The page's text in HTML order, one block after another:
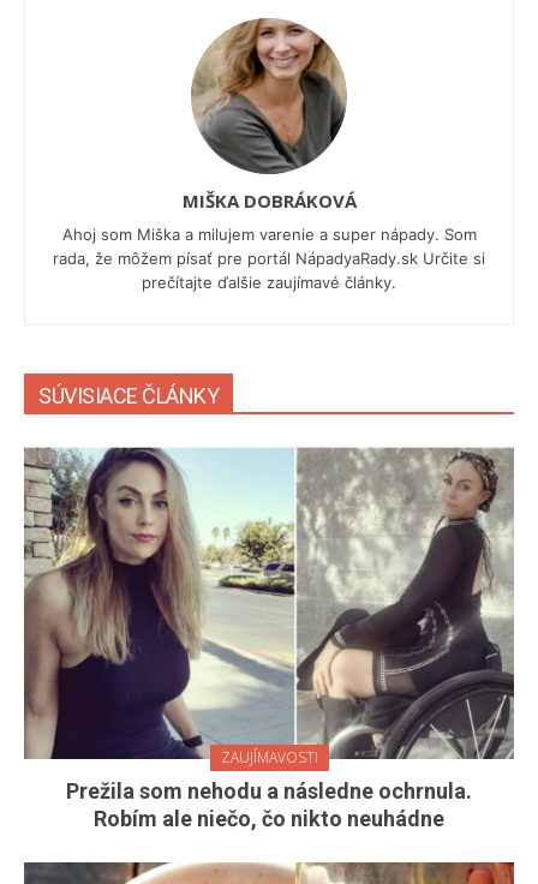
MIŠKA DOBRÁKOVÁ
Ahoj som Miška a milujem varenie a super nápady. Som
rada, že môžem písať pre portál NápadyaRady.sk Určite si
prečítajte ďalšie zaujímavé články.
SÚVISIACE ČLÁNKY
ZAUJÍMAVOSTI
Prežila som nehodu a následne ochrnula.
Robím ale niečo, čo nikto neuhádne